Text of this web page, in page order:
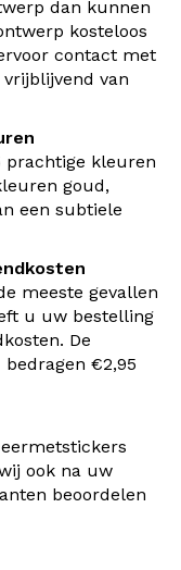
dan kunnen
kosteloos
contact met
van
prachtige kleuren
goud,
een subtiele
meeste gevallen
u uw bestelling
De
€2,95
ook na uw
beoordelen